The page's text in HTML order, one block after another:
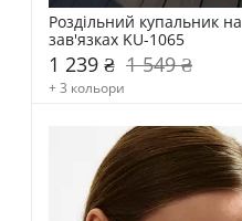
Роздільний купальник на
зав'язках KU-1065
1 239 ₴ 1 549 ₴
+ 3 кольори